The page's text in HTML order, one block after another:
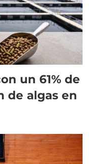
un 61% de
de algas en